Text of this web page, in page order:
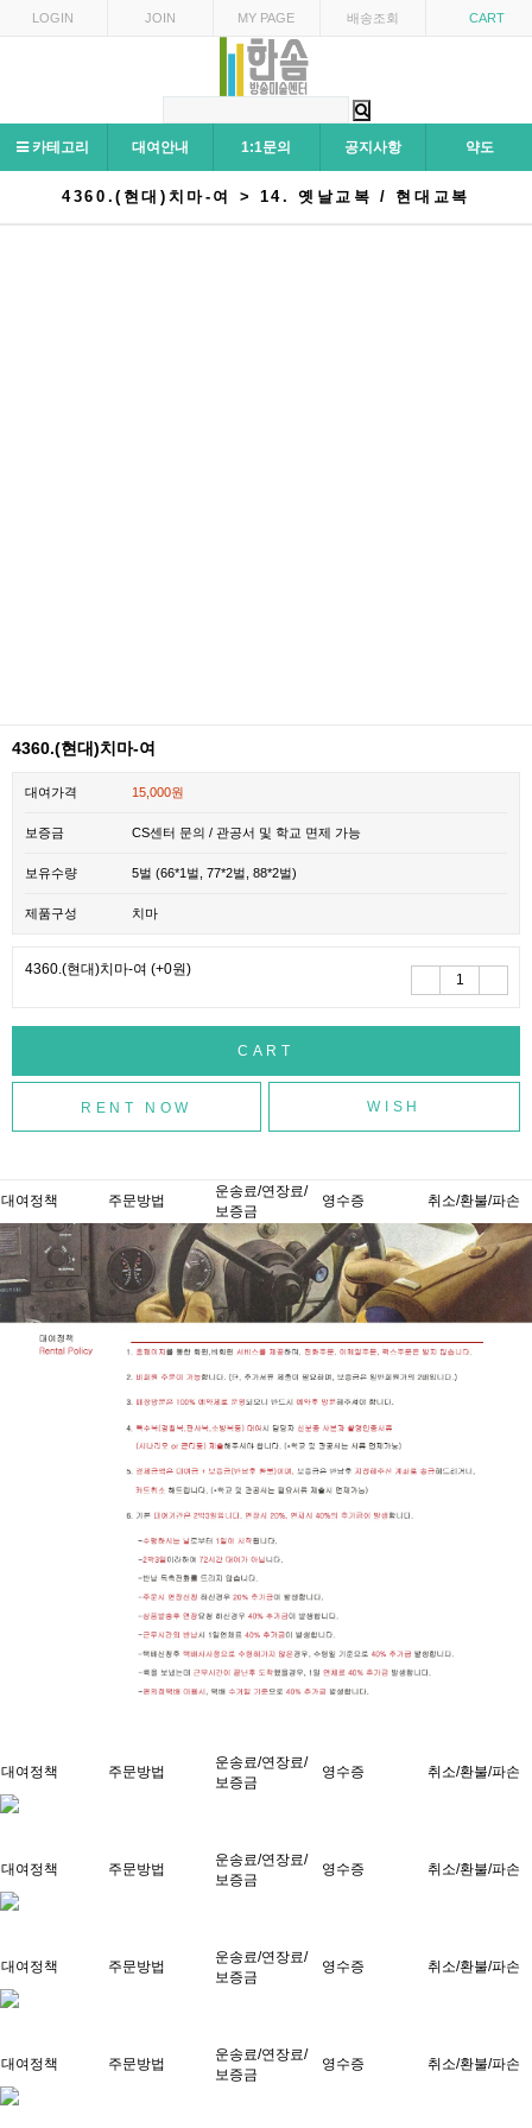
LOGIN JOIN MY PAGE 배송조회 CART
카테고리 대여안내 1:1문의 공지사항 약도
4360.(현대)치마-여 > 14. 옛날교복 / 현대교복
4360.(현대)치마-여
대여가격 15,000원
보증금 CS센터 문의 / 관공서 및 학교 면제 가능
보유수량 5벌 (66*1벌, 77*2벌, 88*2벌)
제품구성 치마
4360.(현대)치마-여 (+0원)
WISH
대여정책 주문방법
운송료/연장료/
보증금
영수증 취소/환불/파손
대여정책 주문방법
운송료/연장료/
보증금
영수증 취소/환불/파손
대여정책 주문방법
운송료/연장료/
보증금
영수증 취소/환불/파손
대여정책 주문방법
운송료/연장료/
보증금
영수증 취소/환불/파손
대여정책 주문방법
운송료/연장료/
보증금
영수증 취소/환불/파손